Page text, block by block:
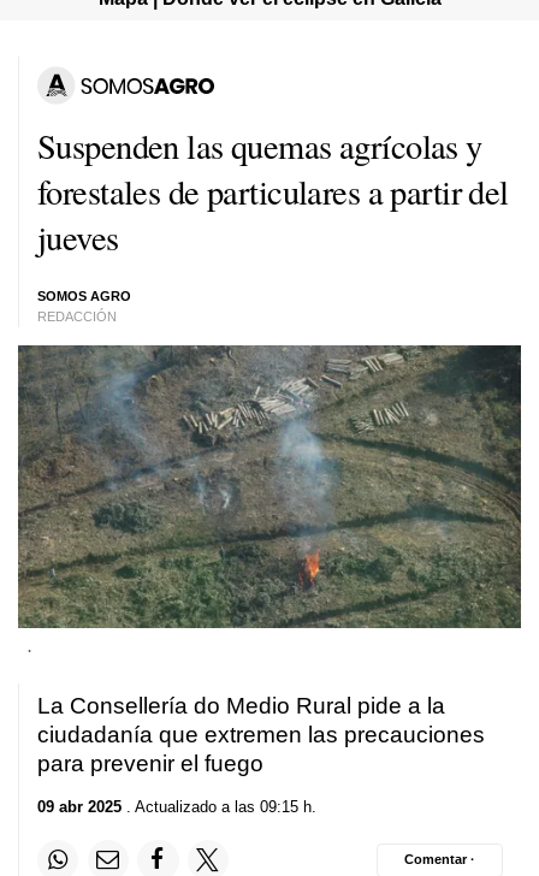
Suspenden las quemas agrícolas y
forestales de particulares a partir del
jueves
SOMOS AGRO
REDACCIÓN
.
La Consellería do Medio Rural pide a la
ciudadanía que extremen las precauciones
para prevenir el fuego
09 abr 2025 . Actualizado a las 09:15 h.
Comentar ·